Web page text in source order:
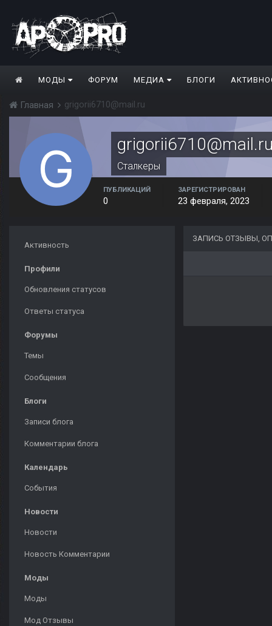
МОДЫ ФОРУМ МЕДИА БЛОГИ
Главная grigorii6710@mail.ru
Сталкеры
ПУБЛИКАЦИЙ
0
ЗАРЕГИСТРИРОВАН
23 февраля, 2023
Активность
Профили
Обновления статусов
Ответы статуса
Форумы
Темы
Сообщения
Блоги
Записи блога
Комментарии блога
Календарь
События
Новости
Новости
Новость Комментарии
Моды
Моды
Мод Отзывы
ЗАПИСЬ ОТЗЫВЫ,